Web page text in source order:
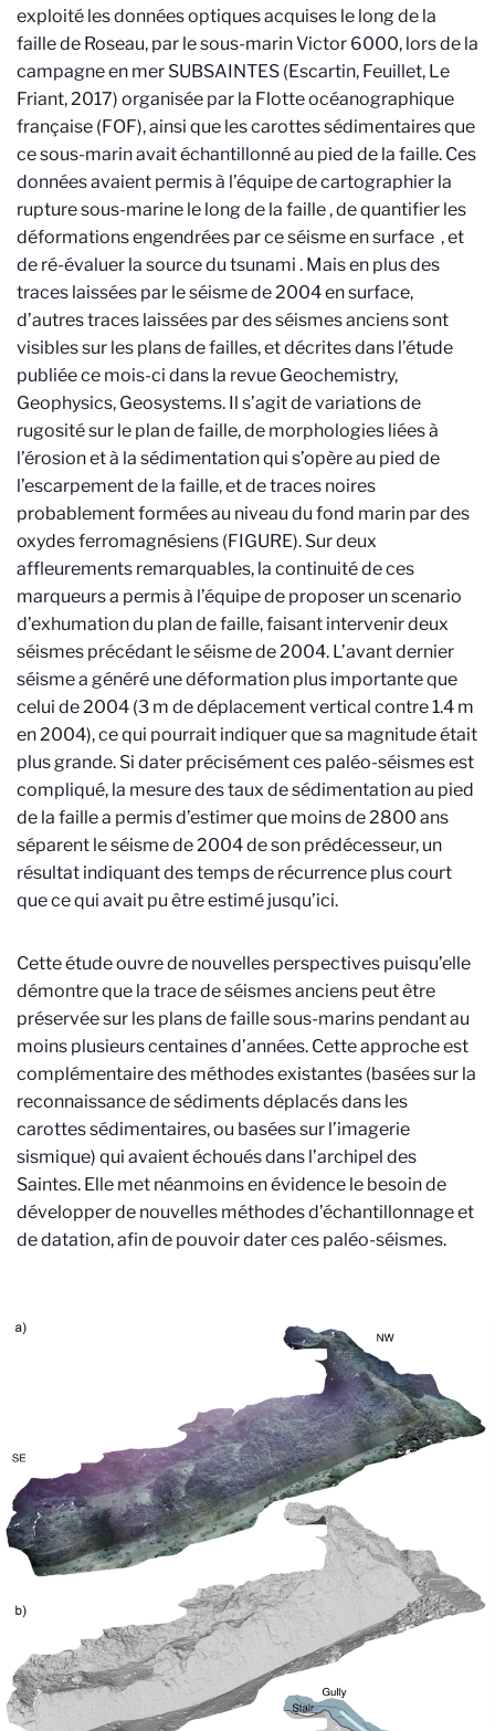
exploité les données optiques acquises le long de la
faille de Roseau, par le sous-marin Victor 6000, lors de la
campagne en mer SUBSAINTES (Escartin, Feuillet, Le
Friant, 2017) organisée par la Flotte océanographique
française (FOF), ainsi que les carottes sédimentaires que
ce sous-marin avait échantillonné au pied de la faille. Ces
données avaient permis à l’équipe de cartographier la
rupture sous-marine le long de la faille , de quantifier les
déformations engendrées par ce séisme en surface , et
de ré-évaluer la source du tsunami . Mais en plus des
traces laissées par le séisme de 2004 en surface,
d’autres traces laissées par des séismes anciens sont
visibles sur les plans de failles, et décrites dans l’étude
publiée ce mois-ci dans la revue Geochemistry,
Geophysics, Geosystems. Il s’agit de variations de
rugosité sur le plan de faille, de morphologies liées à
l’érosion et à la sédimentation qui s’opère au pied de
l’escarpement de la faille, et de traces noires
probablement formées au niveau du fond marin par des
oxydes ferromagnésiens (FIGURE). Sur deux
affleurements remarquables, la continuité de ces
marqueurs a permis à l’équipe de proposer un scenario
d’exhumation du plan de faille, faisant intervenir deux
séismes précédant le séisme de 2004. L’avant dernier
séisme a généré une déformation plus importante que
celui de 2004 (3 m de déplacement vertical contre 1.4 m
en 2004), ce qui pourrait indiquer que sa magnitude était
plus grande. Si dater précisément ces paléo-séismes est
compliqué, la mesure des taux de sédimentation au pied
de la faille a permis d’estimer que moins de 2800 ans
séparent le séisme de 2004 de son prédécesseur, un
résultat indiquant des temps de récurrence plus court
que ce qui avait pu être estimé jusqu’ici.
Cette étude ouvre de nouvelles perspectives puisqu’elle
démontre que la trace de séismes anciens peut être
préservée sur les plans de faille sous-marins pendant au
moins plusieurs centaines d’années. Cette approche est
complémentaire des méthodes existantes (basées sur la
reconnaissance de sédiments déplacés dans les
carottes sédimentaires, ou basées sur l’imagerie
sismique) qui avaient échoués dans l’archipel des
Saintes. Elle met néanmoins en évidence le besoin de
développer de nouvelles méthodes d’échantillonnage et
de datation, afin de pouvoir dater ces paléo-séismes.